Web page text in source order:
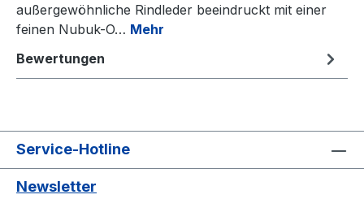
außergewöhnliche Rindleder beeindruckt mit einer
feinen Nubuk-O… Mehr
Bewertungen
Service-Hotline
Newsletter